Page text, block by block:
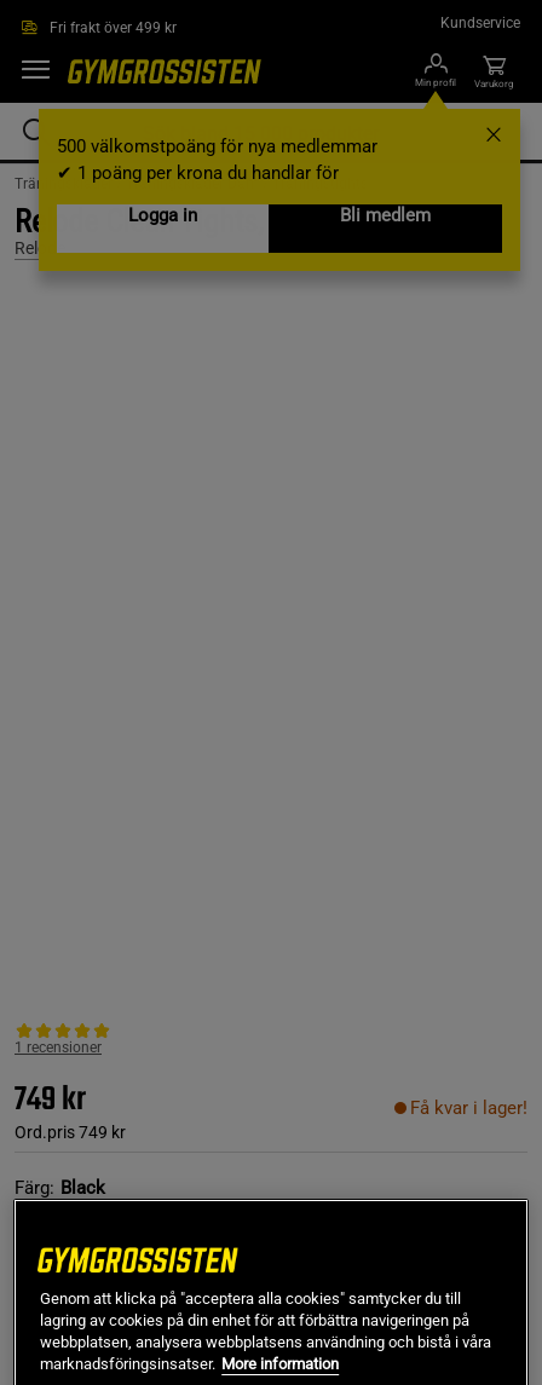
Fri frakt över 499 kr Kundservice
Min profil
500 välkomstpoäng för nya medlemmar
✔ 1 poäng per krona du handlar för
Logga in
Bli medlem
Varukorg
Träningskläder / Träningskläder Dam /Träningstights
Relode Clean Tights, Black, L
Relode
1 recensioner
749 kr
Ord.pris749 kr
Få kvar i lager!
Färg: Black
Genom att klicka på "acceptera alla cookies" samtycker du till
lagring av cookies på din enhet för att förbättra navigeringen på
webbplatsen, analysera webbplatsens användning och bistå i våra
marknadsföringsinsatser. More information